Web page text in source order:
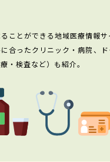
ことができる地域医療情報サ
ったクリニック・病院、ド
・検査など）も紹介。